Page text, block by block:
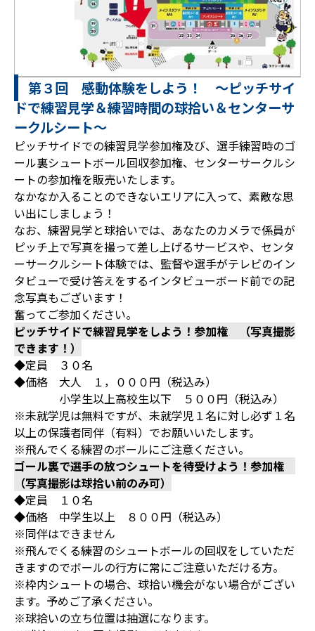
第３回 感動体験をしよう！ ～ピッチサイ
ドで練習見学＆練習時間の球拾い＆センターサ
ークルシート～
ピッチサイドでの練習見学参加権及び、選手練習時のゴ
ール裏シュートボール回収参加権、センターサークルシ
ートの参加権を販売いたします。
なかなか入ることのできないエリアに入って、素敵な思
い出にしましょう！
なお、練習見学と球拾いでは、あなたのカメラで係員が
ピッチ上で写真を撮って差し上げるサービスや、センタ
ーサークルシート体験では、監督や選手がテレビのイン
タビューで受け答えをするインタビューボード前での記
念写真もございます！
奮ってご参加ください。
ピッチサイドで練習見学をしよう！参加権 （写真撮影
できます！）
◆定員 ３０名
◆価格 大人 １，０００円（税込み）
小学生以上高校生以下 ５００円（税込み）
※未就学児は無料ですが、未就学児１名に対し必ず１名
以上の保護者同伴（有料）でお願いいたします。
※飛んでくる練習のボールにご注意ください。
ゴール裏で選手の放つシュートを待受けよう！参加権
（写真撮影は球拾い前のみ可）
◆定員 １０名
◆価格 中学生以上 ８００円（税込み）
※同伴はできません
※飛んでくる練習のシュートボールの回収をしていただ
きますのでボールの行方に常にご注意いただける方。
※枠内シュートの場合、球拾い機会がない場合がござい
ます。予めご了承ください。
※球拾いの立ち位置は抽選になります。